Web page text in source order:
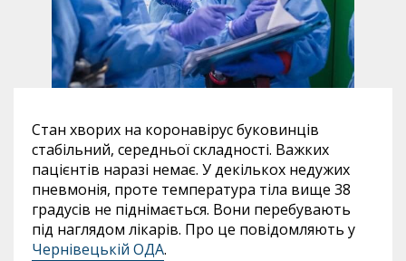
Стан хворих на коронавірус буковинців
стабільний, середньої складності. Важких
пацієнтів наразі немає. У декількох недужих
пневмонія, проте температура тіла вище 38
градусів не піднімається. Вони перебувають
під наглядом лікарів. Про це повідомляють у
Чернівецькій ОДА.